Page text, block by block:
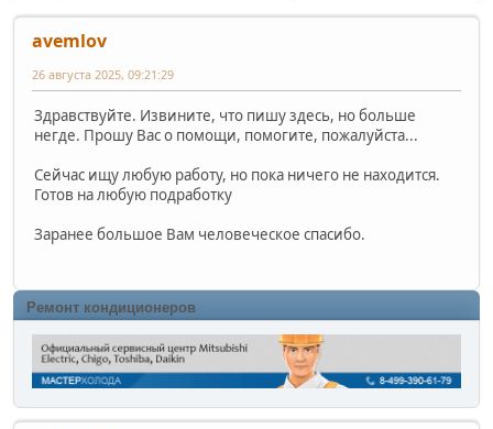
avemlov
26 августа 2025, 09:21:29
Здравствуйте. Извините, что пишу здесь, но больше
негде. Прошу Вас о помощи, помогите, пожалуйста...
Сейчас ищу любую работу, но пока ничего не находится.
Готов на любую подрабoтку
Заранее большое Вам человеческое спасибо.
Ремонт кондиционеров